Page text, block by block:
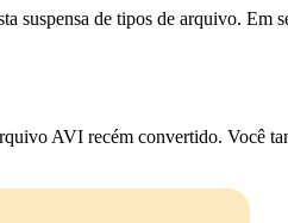
suspensa de tipos de arquivo. Em
AVI recém convertido. Você